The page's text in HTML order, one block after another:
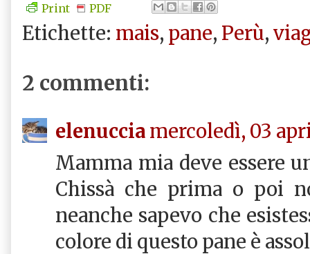
Print PDF
Etichette: mais, pane, Perù,
2 commenti:
elenuccia mercoledì, 03
Mamma mia deve essere
Chissà che prima o poi
neanche sapevo che
colore di questo pane è